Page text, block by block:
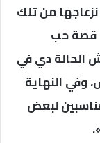
من تلك
قصة حب
الحالة دي في
وفي النهاية
لبعض